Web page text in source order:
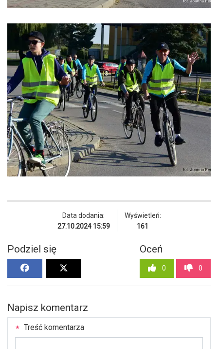
Data dodania:
27.10.2024 15:59
Wyświetleń:
161
Podziel się Oceń
0 0
Napisz komentarz
Treść komentarza